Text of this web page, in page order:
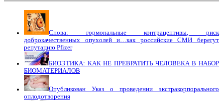
Снова: гормональные контрацептивы, риск
доброкачественных опухолей и…как российские СМИ берегут
репутацию Pfizer
БИОЭТИКА: КАК НЕ ПРЕВРАТИТЬ ЧЕЛОВЕКА В НАБОР
БИОМАТЕРИАЛОВ
Опубликован Указ о проведении экстракорпорального
оплодотворения